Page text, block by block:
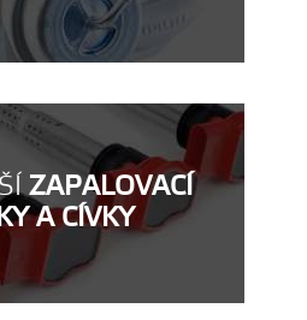
ZAPALOVACÍ
A CÍVKY